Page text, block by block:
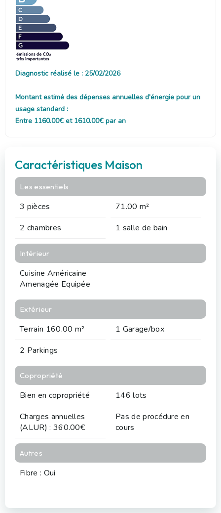
Diagnostic réalisé le : 25/02/2026
Montant estimé des dépenses annuelles d'énergie pour un
usage standard :
Entre 1160.00€ et 1610.00€ par an
Caractéristiques Maison
Les essentiels
3 pièces
71.00 m²
2 chambres
1 salle de bain
Intérieur
Cuisine Américaine
Amenagée Equipée
Extérieur
Terrain 160.00 m²
1 Garage/box
2 Parkings
Copropriété
Bien en copropriété
146 lots
Charges annuelles
(ALUR) : 360.00€
Pas de procédure en
cours
Autres
Fibre : Oui